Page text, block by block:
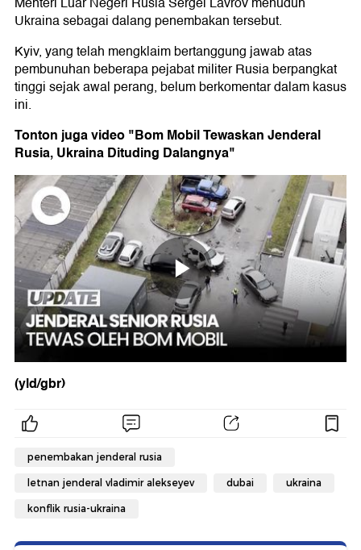
Ukraina sebagai dalang penembakan tersebut.
Kyiv, yang telah mengklaim bertanggung jawab atas
pembunuhan beberapa pejabat militer Rusia berpangkat
tinggi sejak awal perang, belum berkomentar dalam kasus
ini.
Tonton juga video "Bom Mobil Tewaskan Jenderal
Rusia, Ukraina Dituding Dalangnya"
(yld/gbr)
penembakan jenderal rusia
letnan jenderal vladimir alekseyev dubai ukraina
konflik rusia-ukraina